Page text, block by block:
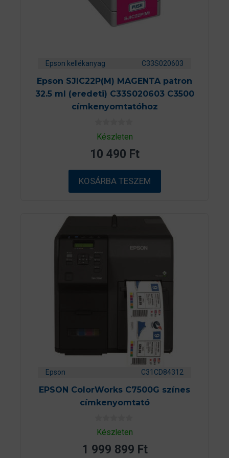
Epson kellékanyag C33S020603
Epson SJIC22P(M) MAGENTA patron
32.5 ml (eredeti) C33S020603 C3500
címkenyomtatóhoz
0
a
5
b
ő
l
Készleten
10 490 Ft
KOSÁRBA TESZEM
Epson C31CD84312
EPSON ColorWorks C7500G színes
címkenyomtató
0
a
5
Készleten
1 999 899 Ft